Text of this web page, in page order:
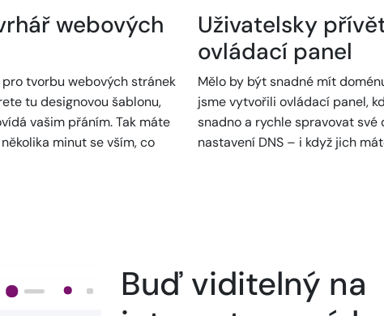
webových
tvorbu webových stránek
tu designovou šablonu,
vašim přáním. Tak máte
minut se vším, co
Uživatelsky
ovládací panel
Mělo by být snadné mít
jsme vytvořili ovládací panel,
snadno a rychle spravovat své
nastavení DNS – i když jich
Buď viditelný na